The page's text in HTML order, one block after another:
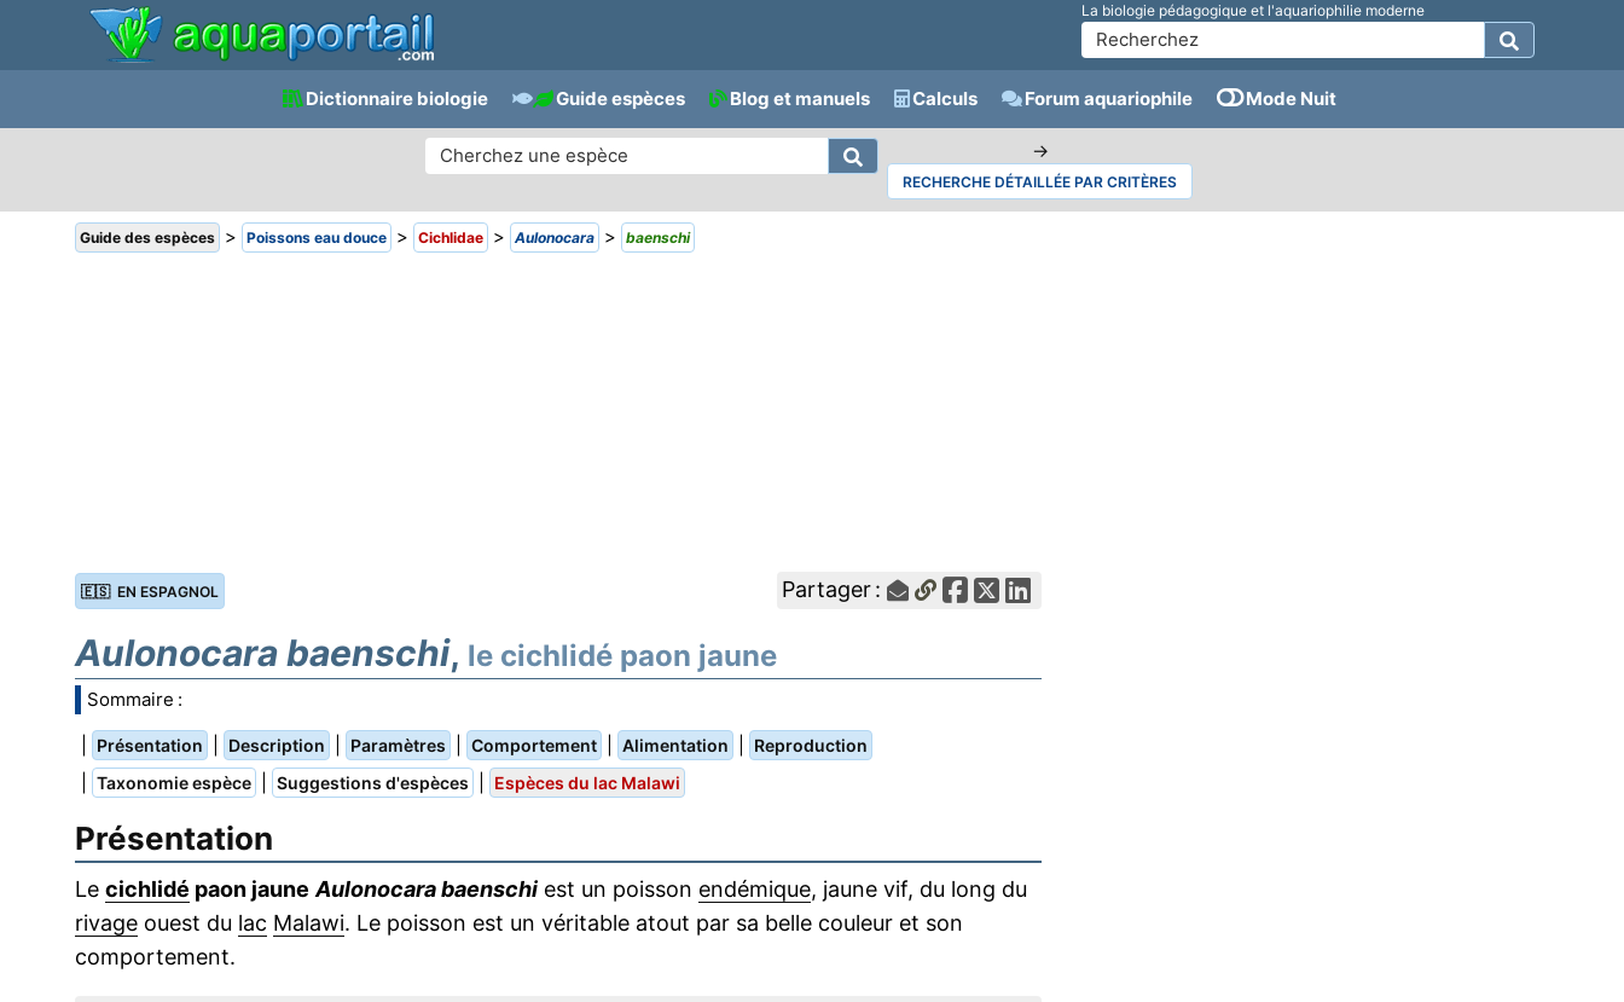
La biologie pédagogique et l'aquariophilie moderne
Dictionnaire biologie Guide espèces Blog et manuels Calculs Forum aquariophile Mode Nuit
→
RECHERCHE DÉTAILLÉE PAR CRITÈRES
Guide des espèces > Poissons eau douce > Cichlidae > Aulonocara > baenschi
🇪🇸 EN ESPAGNOL Partager :
Aulonocara baenschi, le cichlidé paon jaune
Sommaire :
Présentation Description Paramètres Comportement Alimentation Reproduction
Taxonomie espèce Suggestions d'espèces Espèces du lac Malawi
Présentation
Le cichlidé paon jaune Aulonocara baenschi est un poisson endémique, jaune vif, du long du
rivage ouest du lac Malawi. Le poisson est un véritable atout par sa belle couleur et son
comportement.